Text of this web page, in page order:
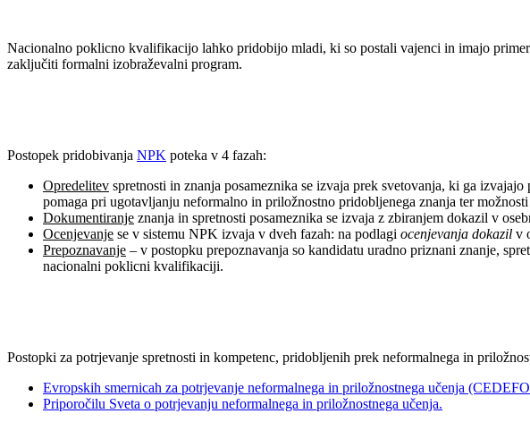
Nacionalno poklicno kvalifikacijo lahko pridobijo mladi, ki so postali vajenci in imajo
zaključiti formalni izobraževalni program.
Postopek pridobivanja NPK poteka v 4 fazah:
Opredelitev spretnosti in znanja posameznika se izvaja prek svetovanja, ki ga
pomaga pri ugotavljanju neformalno in priložnostno pridobljenega znanja ter
Dokumentiranje znanja in spretnosti posameznika se izvaja z zbiranjem dokazil v
Ocenjevanje se v sistemu NPK izvaja v dveh fazah: na podlagi ocenjevanja dokazil v
Prepoznavanje – v postopku prepoznavanja so kandidatu uradno priznani znanje,
nacionalni poklicni kvalifikaciji.
Postopki za potrjevanje spretnosti in kompetenc, pridobljenih prek neformalnega in
Evropskih smernicah za potrjevanje neformalnega in priložnostnega učenja
Priporočilu Sveta o potrjevanju neformalnega in priložnostnega učenja.